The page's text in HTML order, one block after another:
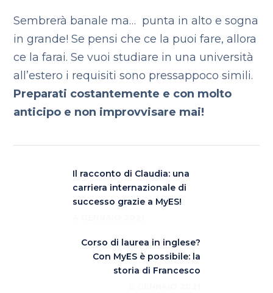
Sembrerà banale ma… punta in alto e sogna
in grande! Se pensi che ce la puoi fare, allora
ce la farai. Se vuoi studiare in una università
all’estero i requisiti sono pressappoco simili.
Preparati costantemente e con molto
anticipo e non improvvisare mai!
Il racconto di Claudia: una
carriera internazionale di
successo grazie a MyES!
Corso di laurea in inglese?
Con MyES è possibile: la
storia di Francesco